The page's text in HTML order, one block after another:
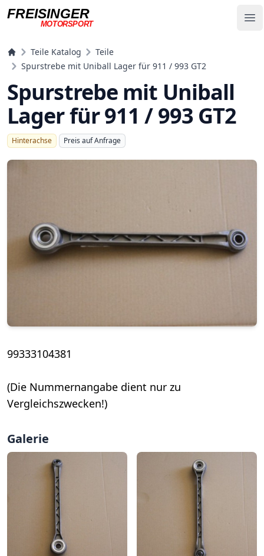
FREISINGER
MOTORSPORT
Teile Katalog
Teile
Spurstrebe mit Uniball Lager für 911 / 993 GT2
Spurstrebe mit Uniball
Lager für 911 / 993 GT2
Hinterachse Preis auf Anfrage
99333104381
(Die Nummernangabe dient nur zu
Vergleichszwecken!)
Galerie